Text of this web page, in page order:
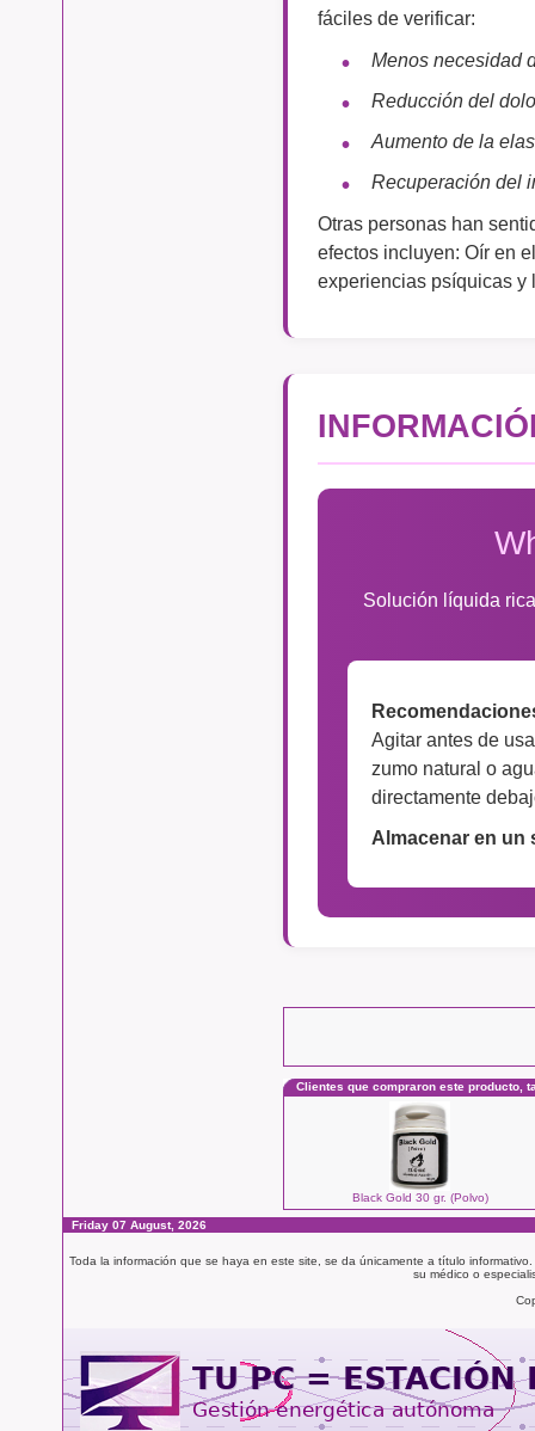
fáciles de verificar:
Menos necesidad
Reducción del
Aumento de la
Recuperación del
Otras personas han
efectos incluyen: Oír en
experiencias psíquicas y
Solución líquida
Agitar antes de
zumo natural o
directamente
Almacenar en un
Clientes que compraron este producto,
Black Gold 30 gr. (Polvo)
Friday 07 August, 2026
Toda la información que se haya en este site, se da únicamente a título
su médico o